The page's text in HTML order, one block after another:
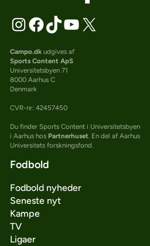
Campo.dkudgives af
Sports Content ApS
Universitetsbyen 71
8000 Aarhus C
Denmark
CVR-nr: 42457450
Du finder Sports Content i Universitetsbyen
i Aarhus hos Partnerhuset. En del af Aarhus
Universitets forskningsfond.
Fodbold
Fodbold nyheder
Seneste nyt
Kampe
TV
Ligaer